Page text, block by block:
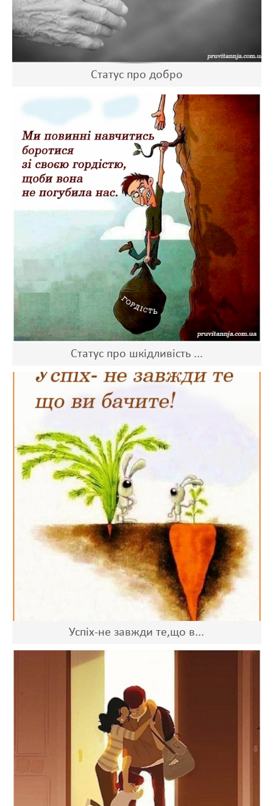
Статус про добро
Статус про шкідливість ...
Успіх-не завжди те,що в...